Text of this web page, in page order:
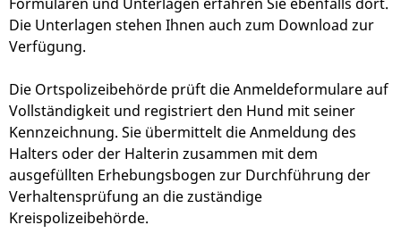
Die Unterlagen stehen Ihnen auch zum Download zur
Verfügung.
Die Ortspolizeibehörde prüft die Anmeldeformulare auf
Vollständigkeit und registriert den Hund mit seiner
Kennzeichnung. Sie übermittelt die Anmeldung des
Halters oder der Halterin zusammen mit dem
ausgefüllten Erhebungsbogen zur Durchführung der
Verhaltensprüfung an die zuständige
Kreispolizeibehörde.